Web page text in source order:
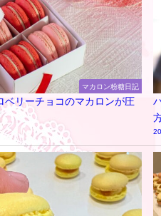
マカロン粉糖日記
ベリーチョコのマカロンが圧